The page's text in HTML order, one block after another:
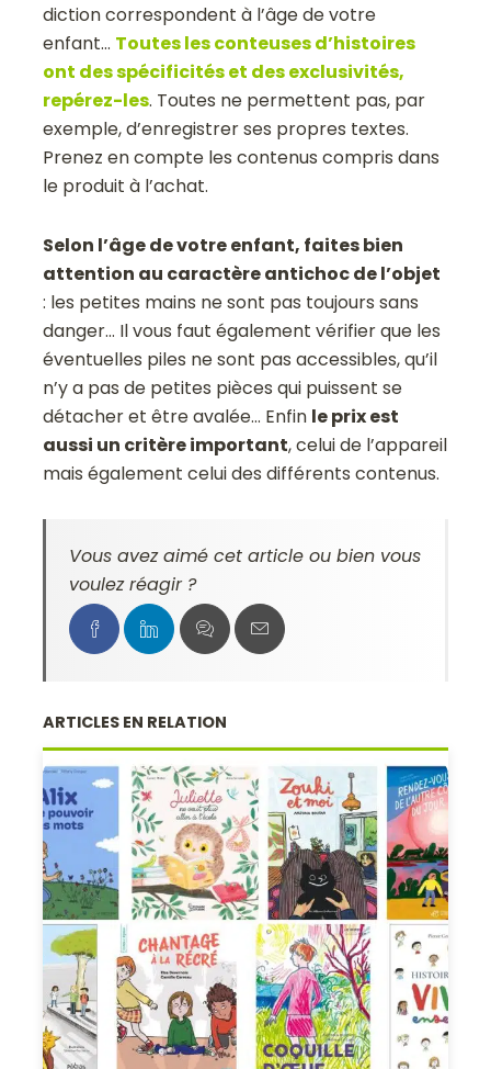
diction correspondent à l’âge de votre
enfant… Toutes les conteuses d’histoires
ont des spécificités et des exclusivités,
repérez-les. Toutes ne permettent pas, par
exemple, d’enregistrer ses propres textes.
Prenez en compte les contenus compris dans
le produit à l’achat.
Selon l’âge de votre enfant, faites bien
attention au caractère antichoc de l’objet
: les petites mains ne sont pas toujours sans
danger… Il vous faut également vérifier que les
éventuelles piles ne sont pas accessibles, qu’il
n’y a pas de petites pièces qui puissent se
détacher et être avalée… Enfin le prix est
aussi un critère important, celui de l’appareil
mais également celui des différents contenus.
Vous avez aimé cet article ou bien vous
voulez réagir ?
ARTICLES EN RELATION